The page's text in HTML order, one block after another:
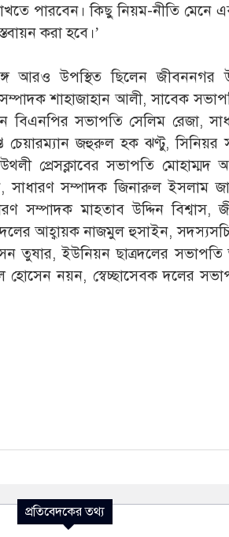
পারবেন। কিছু নিয়ম-নীতি মেনে
করা হবে।’
আরও উপস্থিত ছিলেন জীবননগর
শাহাজাহান আলী, সাবেক
সভাপতি সেলিম রেজা,
চেয়ারম্যান জহুরুল হক ঝণ্টু,
প্রেসক্লাবের সভাপতি মোহাম্মদ
সম্পাদক জিনারুল ইসলাম
সম্পাদক মাহতাব উদ্দিন বিশ্বাস,
আহ্বায়ক নাজমুল হুসাইন,
তুষার, ইউনিয়ন ছাত্রদলের
হোসেন নয়ন, স্বেচ্ছাসেবক দলের
প্রতিবেদকের তথ্য